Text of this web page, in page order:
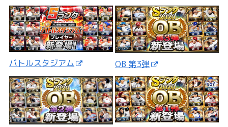
バトルスタジアム OB 第3弾